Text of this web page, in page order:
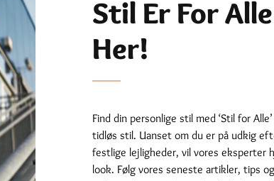
Stil Er For
Her!
Find din personlige stil med ‘Stil for
tidløs stil. Uanset om du er på udkig
festlige lejligheder, vil vores eksperter
look. Følg vores seneste artikler, tips